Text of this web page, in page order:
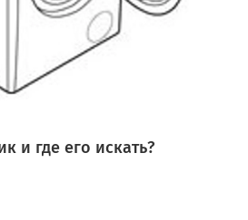
и где его искать?